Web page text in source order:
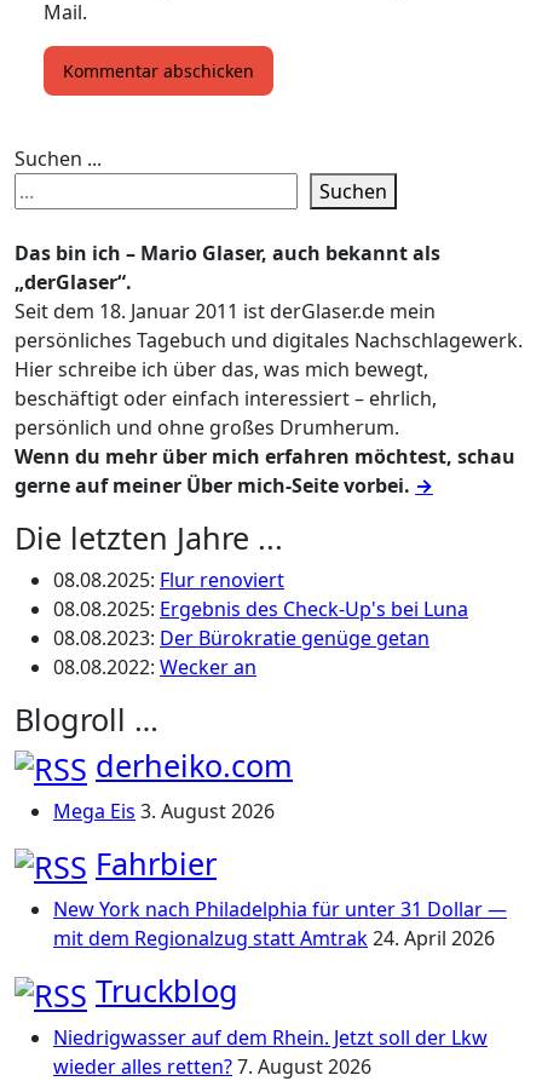
Mail.
Suchen ...
Suchen
Das bin ich – Mario Glaser, auch bekannt als
„derGlaser“.
Seit dem 18. Januar 2011 ist derGlaser.de mein
persönliches Tagebuch und digitales Nachschlagewerk.
Hier schreibe ich über das, was mich bewegt,
beschäftigt oder einfach interessiert – ehrlich,
persönlich und ohne großes Drumherum.
Wenn du mehr über mich erfahren möchtest, schau
gerne auf meiner Über mich-Seite vorbei. →
Die letzten Jahre ...
08.08.2025: Flur renoviert
08.08.2025: Ergebnis des Check-Up's bei Luna
08.08.2023: Der Bürokratie genüge getan
08.08.2022: Wecker an
Blogroll …
derheiko.com
Mega Eis 3. August 2026
Fahrbier
New York nach Philadelphia für unter 31 Dollar —
mit dem Regionalzug statt Amtrak24. April 2026
Truckblog
Niedrigwasser auf dem Rhein. Jetzt soll der Lkw
wieder alles retten?7. August 2026